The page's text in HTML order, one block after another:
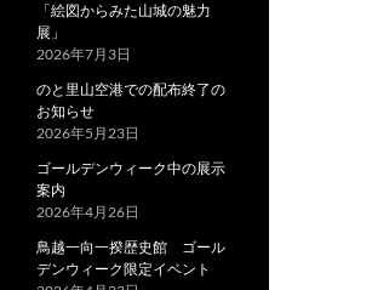
「絵図からみた山城の魅力
展」
2026年7月3日
のと里山空港での配布終了の
お知らせ
2026年5月23日
ゴールデンウィーク中の展示
案内
2026年4月26日
鳥越一向一揆歴史館 ゴール
デンウィーク限定イベント